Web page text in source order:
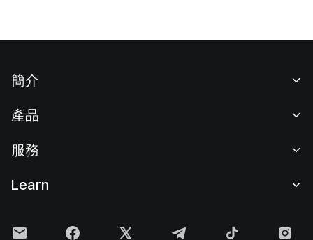
簡介
新聞中心
產品
現貨交易
理財中心
服務
Learn
Gate 快訊